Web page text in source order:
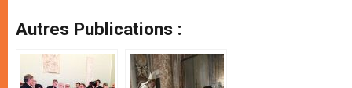
Autres Publications :